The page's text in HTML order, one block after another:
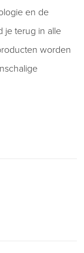
en de
je terug in alle
worden